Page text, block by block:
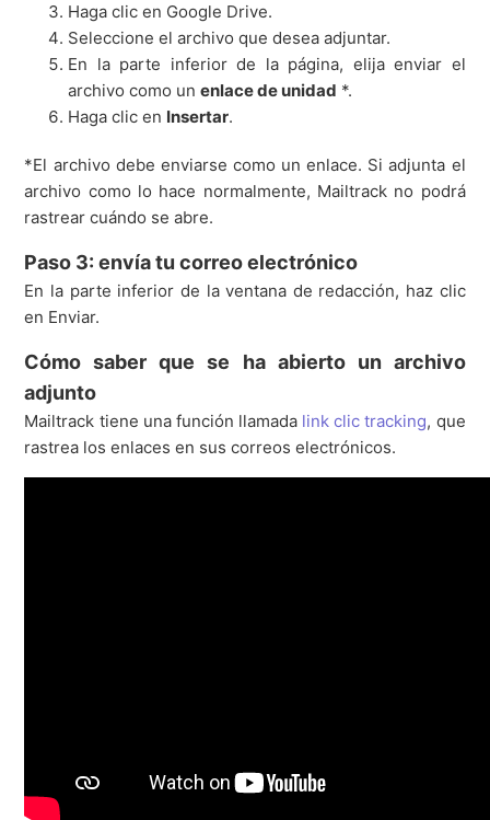
Haga clic en Google Drive.
Seleccione el archivo que desea adjuntar.
En la parte inferior de la página, elija enviar el
archivo como unenlace de unidad *.
Haga clic en Insertar.
*El archivo debe enviarse como un enlace. Si adjunta el
archivo como lo hace normalmente, Mailtrack no podrá
rastrear cuándo se abre.
Paso 3: envía tu correo electrónico
En la parte inferior de la ventana de redacción, haz clic
en Enviar.
Cómo saber que se ha abierto un archivo
adjunto
Mailtrack tiene una función llamada link clic tracking, que
rastrea los enlaces en sus correos electrónicos.